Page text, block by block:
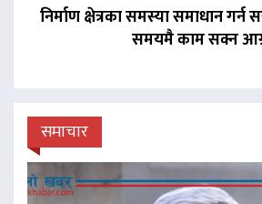
निर्माण क्षेत्रका समस्या समाधान
समयमै काम सक्न
समाचार